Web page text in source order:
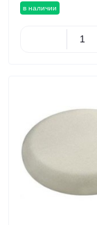
в наличии